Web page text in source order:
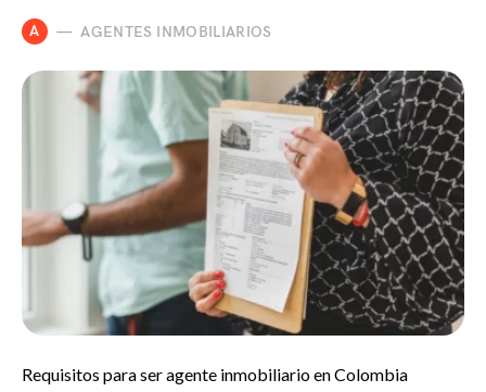
A AGENTES INMOBILIARIOS
Requisitos para ser agente inmobiliario en Colombia